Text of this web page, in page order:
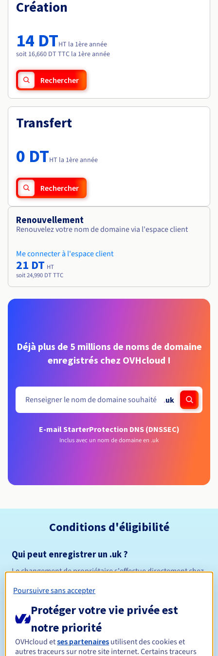
Tarifs
Roadmap & Changelog
Roadmap & Changelog
Création
14 DTHT la 1ère année
soit 16,660 DT TTC la 1ère année
Rechercher
Transfert
0 DTHT la 1ère année
Rechercher
Renouvellement
Renouvelez votre nom de domaine via l'espace client
Me connecter à l'espace client
21 DT HT
soit 24,990 DT TTC
Déjà plus de 5 millions de noms de domaine
enregistrés chez OVHcloud !
.uk
E-mail StarterProtection DNS (DNSSEC)
Inclus avec un nom de domaine en .uk
Conditions d'éligibilité
Qui peut enregistrer un .uk ?
Le changement de propriétaire s'effectue directement chez
Règles de gestion et notifications
Durée de réservation
Poursuivre sans accepter
Protéger votre vie privée est
notre priorité
OVHcloud etses partenaires utilisent des cookies et
autres traceurs sur notre site internet. Certains traceurs